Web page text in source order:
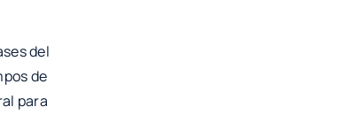
del
de
para